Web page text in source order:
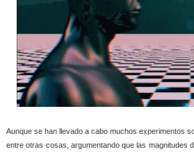
Aunque se han llevado a cabo muchos experimentos
entre otras cosas, argumentando que las magnitudes